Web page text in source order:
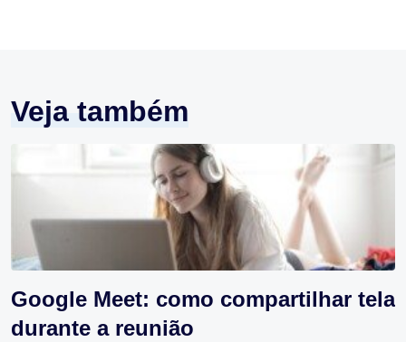
Veja também
Google Meet: como compartilhar tela
durante a reunião